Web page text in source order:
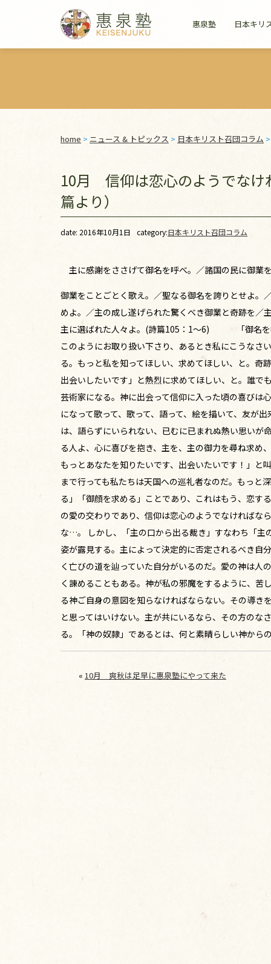
惠泉塾 日本キリ
home > ニュース & トピックス > 日本キリスト召団コラム
10月 信仰は恋心のようでなけ
篇より）
date: 2016年10月1日 category:日本キリスト召団コラム
主に感謝をささげて御名を呼べ。／諸国の民に御業
御業をことごとく歌え。／聖なる御名を誇りとせよ。
めよ。／主の成し遂げられた驚くべき御業と奇跡を／
主に選ばれた人々よ。(詩篇105：1～6) 「御名を呼
このようにお取り扱い下さり、あるとき私にこうなさ
る。もっと私を知ってほしい、求めてほしい、と。奇
出会いしたいです」と熱烈に求めてほしい、と。誰で
芸術家になる。神に出会って信仰に入った頃の喜び
になって歌って、歌って、語って、絵を描いて、友が
は、語らずにいられない、已むに已まれぬ熱い思いが
る人よ、心に喜びを抱き、主を、主の御力を尋ね求め
もっとあなたを知りたいです、出会いたいです！」と
まで行っても私たちは天国への巡礼者なのだ。もっと
る」「御顔を求める」ことであり、これはもう、恋す
の愛の交わりであり、信仰は恋心のようでなければな
な…。 しかし、「主の口から出る裁き」すなわち「主
姿が露見する。主によって決定的に否定されるべき自
く亡びの道を辿っていた自分がいるのだ。愛の神は
く諌めることもある。神が私の邪魔をするように、
る神ご自身の意図を知らなければならない。その導き
と思ってはいけない。主が共にいるなら、その方のな
る。「神の奴隷」であるとは、何と素晴らしい神から
« 10月 爽秋は足早に惠泉塾にやって来た